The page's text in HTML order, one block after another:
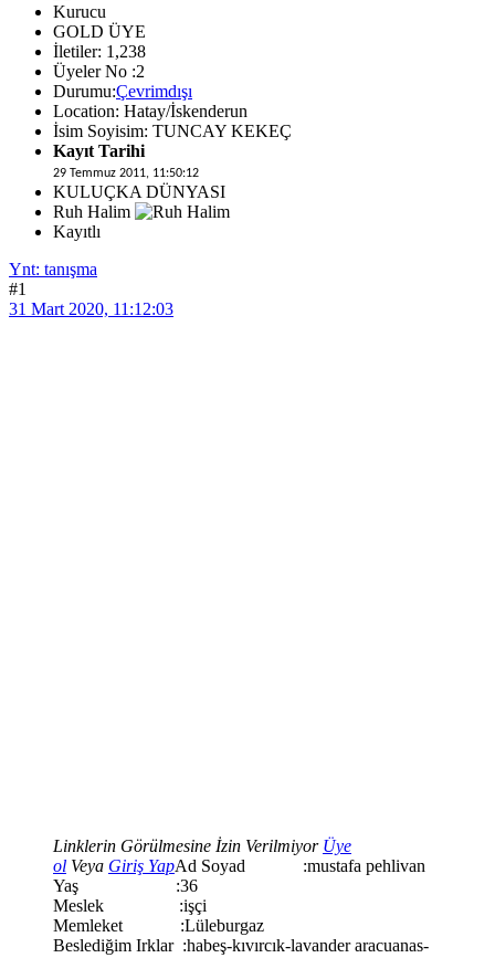
Kurucu
GOLD ÜYE
İletiler: 1,238
Üyeler No :2
Durumu:Çevrimdışı
Location: Hatay/İskenderun
İsim Soyisim: TUNCAY KEKEÇ
Kayıt Tarihi
29 Temmuz 2011, 11:50:12
KULUÇKA DÜNYASI
Ruh Halim
Kayıtlı
Ynt: tanışma
#1
31 Mart 2020, 11:12:03
Linklerin Görülmesine İzin Verilmiyor Üye
ol Veya Giriş YapAd Soyad :mustafa pehlivan
Yaş :36
Meslek :işçi
Memleket :Lüleburgaz
Beslediğim Irklar :habeş-kıvırcık-lavander aracuanas-